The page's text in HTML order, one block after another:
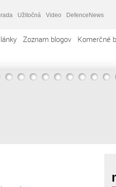
Užitočná Video DefenceNews
Zoznam blogov Komerčné